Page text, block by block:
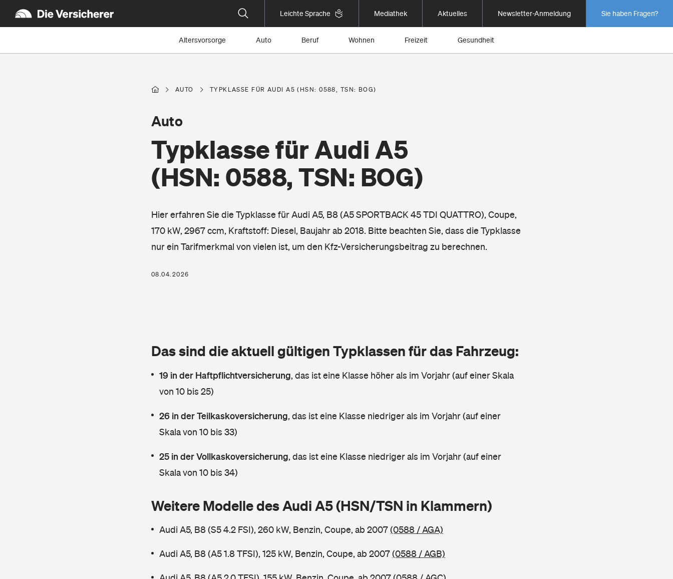
Leichte Sprache Mediathek Aktuelles Newsletter-Anmeldung Sie haben Fragen?
Altersvorsorge Auto Beruf Wohnen Freizeit Gesundheit
AUTO TYPKLASSE FÜR AUDI A5 (HSN: 0588, TSN: BOG)
Typklasse für Audi A5
(HSN: 0588, TSN: BOG)
Auto
Hier erfahren Sie die Typklasse für Audi A5, B8 (A5 SPORTBACK 45 TDI QUATTRO), Coupe,
170 kW, 2967 ccm, Kraftstoff: Diesel, Baujahr ab 2018. Bitte beachten Sie, dass die Typklasse
nur ein Tarifmerkmal von vielen ist, um den Kfz-Versicherungsbeitrag zu berechnen.
08.04.2026
Das sind die aktuell gültigen Typklassen für das Fahrzeug:
19 in der Haftpflichtversicherung, das ist eine Klasse höher als im Vorjahr (auf einer Skala
von 10 bis 25)
26 in der Teilkaskoversicherung, das ist eine Klasse niedriger als im Vorjahr (auf einer
Skala von 10 bis 33)
25 in der Vollkaskoversicherung, das ist eine Klasse niedriger als im Vorjahr (auf einer
Skala von 10 bis 34)
Weitere Modelle des Audi A5 (HSN/TSN in Klammern)
Audi A5, B8 (S5 4.2 FSI), 260 kW, Benzin, Coupe, ab 2007(0588 / AGA)
Audi A5, B8 (A5 1.8 TFSI), 125 kW, Benzin, Coupe, ab 2007(0588 / AGB)